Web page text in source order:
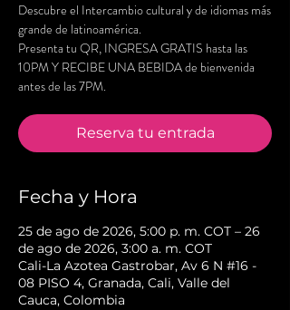
Descubre el Intercambio cultural y de idiomas más
grande de latinoamérica.
Presenta tu QR, INGRESA GRATIS hasta las
10PM Y RECIBE UNA BEBIDA de bienvenida
antes de las 7PM.
Reserva tu entrada
Fecha y Hora
25 de ago de 2026, 5:00 p. m. COT – 26
de ago de 2026, 3:00 a. m. COT
Cali-La Azotea Gastrobar, Av 6 N #16 -
08 PISO 4, Granada, Cali, Valle del
Cauca, Colombia